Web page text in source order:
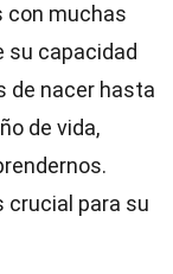
con muchas
capacidad
de nacer hasta
de vida,
crucial para su